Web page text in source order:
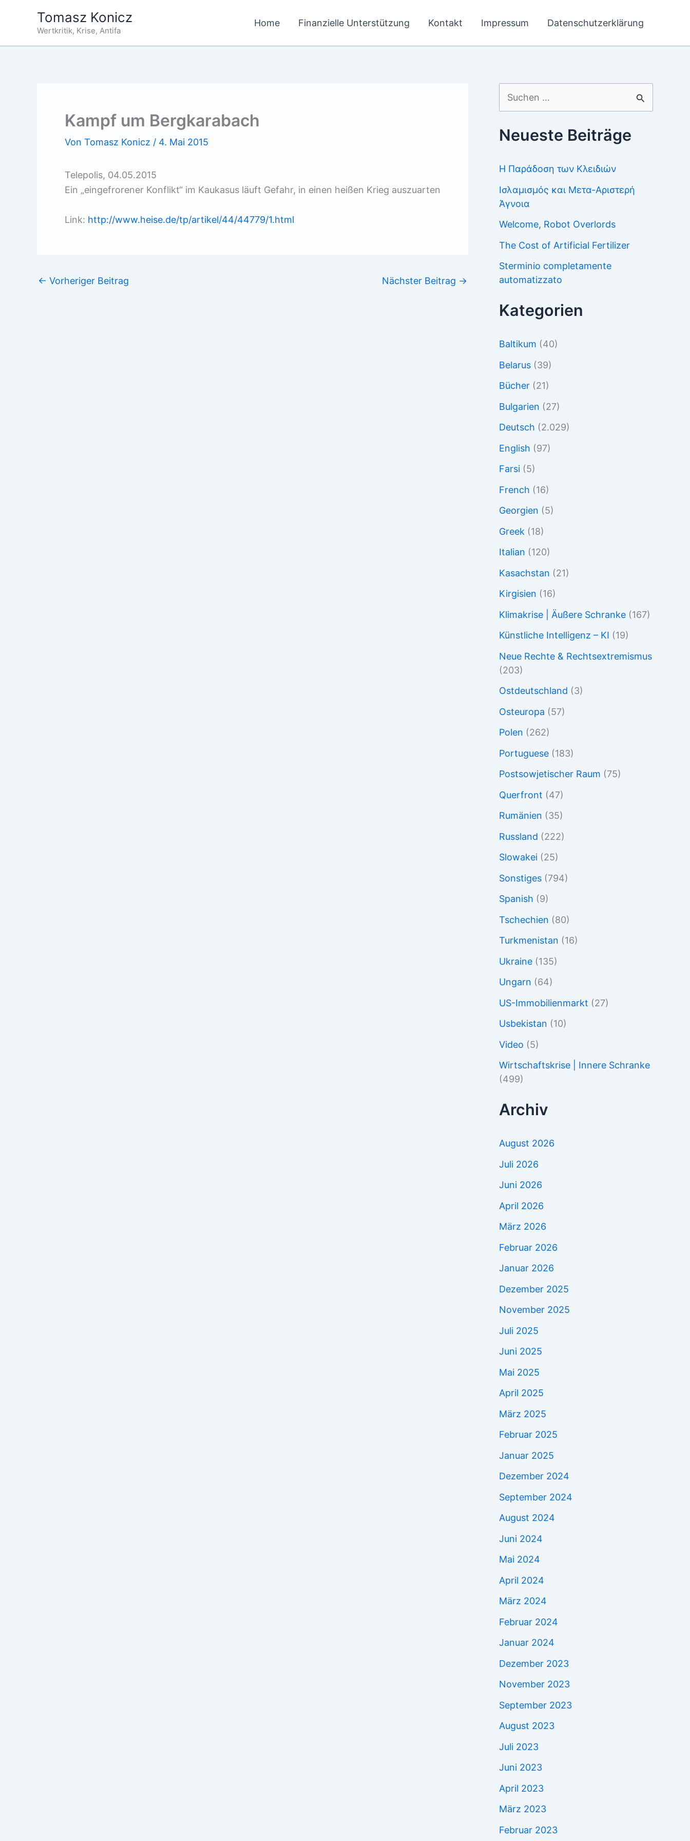
Tomasz Konicz
Wertkritik, Krise, Antifa
Home Finanzielle Unterstützung Kontakt Impressum Datenschutzerklärung
Kampf um Bergkarabach
Von Tomasz Konicz / 4. Mai 2015
Telepolis, 04.05.2015
Ein „eingefrorener Konflikt“ im Kaukasus läuft Gefahr, in einen heißen Krieg auszuarten
Link: http://www.heise.de/tp/artikel/44/44779/1.html
← Vorheriger Beitrag Nächster Beitrag →
Suchen
nach:
Neueste Beiträge
Η Παράδοση των Κλειδιών
Ισλαμισμός και Μετα-Αριστερή
Άγνοια
Welcome, Robot Overlords
The Cost of Artificial Fertilizer
Sterminio completamente
automatizzato
Kategorien
Baltikum (40)
Belarus (39)
Bücher (21)
Bulgarien (27)
Deutsch (2.029)
English (97)
Farsi (5)
French (16)
Georgien (5)
Greek (18)
Italian (120)
Kasachstan (21)
Kirgisien (16)
Klimakrise | Äußere Schranke (167)
Künstliche Intelligenz – KI (19)
Neue Rechte & Rechtsextremismus
(203)
Ostdeutschland (3)
Osteuropa (57)
Polen (262)
Portuguese (183)
Postsowjetischer Raum (75)
Querfront (47)
Rumänien (35)
Russland (222)
Slowakei (25)
Sonstiges (794)
Spanish (9)
Tschechien (80)
Turkmenistan (16)
Ukraine (135)
Ungarn (64)
US-Immobilienmarkt (27)
Usbekistan (10)
Video (5)
Wirtschaftskrise | Innere Schranke
(499)
Archiv
August 2026
Juli 2026
Juni 2026
April 2026
März 2026
Februar 2026
Januar 2026
Dezember 2025
November 2025
Juli 2025
Juni 2025
Mai 2025
April 2025
März 2025
Februar 2025
Januar 2025
Dezember 2024
September 2024
August 2024
Juni 2024
Mai 2024
April 2024
März 2024
Februar 2024
Januar 2024
Dezember 2023
November 2023
September 2023
August 2023
Juli 2023
Juni 2023
April 2023
März 2023
Februar 2023